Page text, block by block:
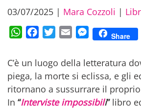
03/07/2025 | Mara Cozzoli |
WhatsAppFacebookTwitterEmail Messenger
Share
C’è un luogo della letteratura
piega, la morte si eclissa, e gli
ritornano a sussurrare il
In “Interviste impossibili” libro